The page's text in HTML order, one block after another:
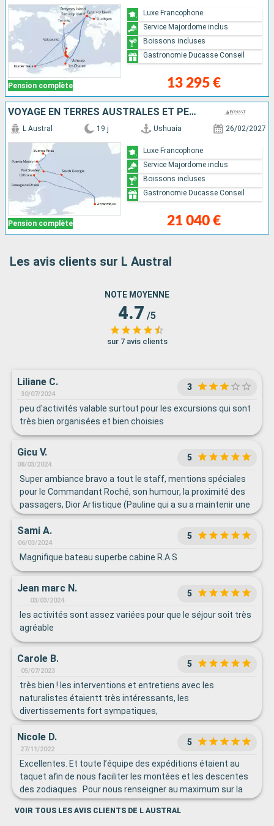
Pension complète 13 295 €
Luxe Francophone
Service Majordome inclus
Boissons incluses
Gastronomie Ducasse Conseil
VOYAGE EN TERRES AUSTRALES ET PÉNINSULE VALDÉS
Pension complète
L Austral 19 j Ushuaia 26/02/2027
21 040 €
Luxe Francophone
Service Majordome inclus
Boissons incluses
Gastronomie Ducasse Conseil
Les avis clients sur L Austral
NOTE MOYENNE
4.7 /5
sur 7 avis clients
Liliane C.
30/07/2024
3
peu d'activités valable surtout pour les excursions qui sont
très bien organisées et bien choisies
Gicu V.
08/03/2024
5
Super ambiance bravo a tout le staff, mentions spéciales
pour le Commandant Roché, son humour, la proximité des
passagers, Dior Artistique (Pauline qui a su a maintenir une
athmosphere de fete, plein de gaité entrain et détente,
Vadim et son équipe expedition tres professionnelle,
explications pertinentes et enrichissantes, détendu mais
avec bcp de rigueur. Et comment oublier le Directeur
Restoration, il nous a bien gaté. Bravo
Sami A.
06/03/2024
5
Magnifique bateau superbe cabine R.A.S
Jean marc N.
03/03/2024
5
les activités sont assez variées pour que le séjour soit très
agréable
Carole B.
05/07/2023
5
très bien ! les interventions et entretiens avec les
naturalistes étaientt très intéressants, les
divertissements fort sympatiques,
Nicole D.
27/11/2022
5
Excellentes. Et toute l’équipe des expéditions étaient au
taquet afin de nous faciliter les montées et les descentes
des zodiaques . Pour nous renseigner au maximum sur la
faune présente De plus les conférences données sur le
bateau étaient très intéressantes.
VOIR TOUS LES AVIS CLIENTS DE L AUSTRAL